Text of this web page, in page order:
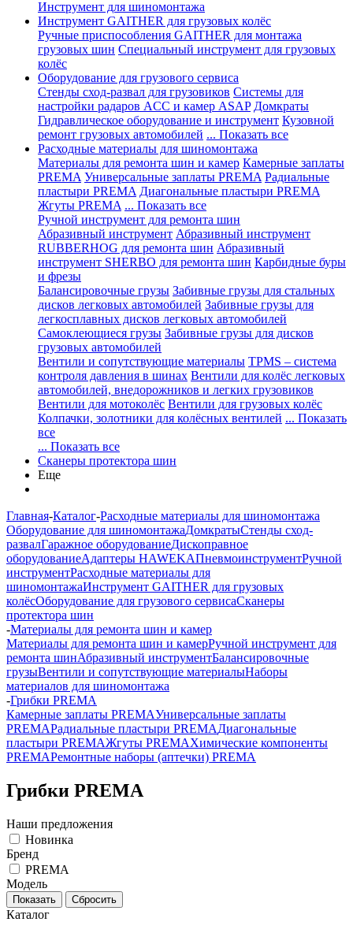
Инструмент для шиномонтажа
Инструмент GAITHER для грузовых колёс
Ручные приспособления GAITHER для монтажа
грузовых шин Специальный инструмент для грузовых
колёс
Оборудование для грузового сервиса
Стенды сход-развал для грузовиков Системы для
настройки радаров ACC и камер ASAP Домкраты
Гидравлическое оборудование и инструмент Кузовной
ремонт грузовых автомобилей ... Показать все
Расходные материалы для шиномонтажа
Материалы для ремонта шин и камер Камерные заплаты
PREMA Универсальные заплаты PREMA Радиальные
пластыри PREMA Диагональные пластыри PREMA
Жгуты PREMA ... Показать все
Ручной инструмент для ремонта шин
Абразивный инструмент Абразивный инструмент
RUBBERHOG для ремонта шин Абразивный
инструмент SHERBO для ремонта шин Карбидные буры
и фрезы
Балансировочные грузы Забивные грузы для стальных
дисков легковых автомобилей Забивные грузы для
легкосплавных дисков легковых автомобилей
Самоклеющиеся грузы Забивные грузы для дисков
грузовых автомобилей
Вентили и сопутствующие материалы TPMS – система
контроля давления в шинах Вентили для колёс легковых
автомобилей, внедорожников и легких грузовиков
Вентили для мотоколёс Вентили для грузовых колёс
Колпачки, золотники для колёсных вентилей ... Показать
все
... Показать все
Сканеры протектора шин
Еще
Главная-Каталог-Расходные материалы для шиномонтажа
Оборудование для шиномонтажаДомкратыСтенды сход-
развалГаражное оборудованиеДископравное
оборудованиеАдаптеры HAWEKAПневмоинструментРучной
инструментРасходные материалы для
шиномонтажаИнструмент GAITHER для грузовых
колёсОборудование для грузового сервисаСканеры
протектора шин
-Материалы для ремонта шин и камер
Материалы для ремонта шин и камерРучной инструмент для
ремонта шинАбразивный инструментБалансировочные
грузыВентили и сопутствующие материалыНаборы
материалов для шиномонтажа
-Грибки PREMA
Камерные заплаты PREMAУниверсальные заплаты
PREMAРадиальные пластыри PREMAДиагональные
пластыри PREMAЖгуты PREMAХимические компоненты
PREMAРемонтные наборы (аптечки) PREMA
Грибки PREMA
Наши предложения
Новинка
Бренд
PREMA
Модель
Каталог